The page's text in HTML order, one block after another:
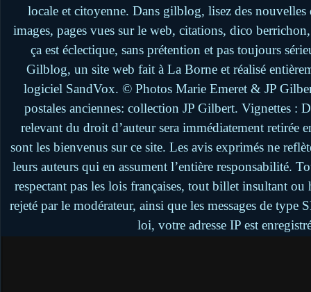
locale et citoyenne. Dans gilblog, lisez des
images, pages vues sur le web, citations, dico
ça est éclectique, sans prétention et pas toujours
Gilblog, un site web fait à La Borne et réalisé
logiciel SandVox. © Photos Marie Emeret & JP
postales anciennes: collection JP Gilbert. Vignettes :
relevant du droit d’auteur sera immédiatement retirée
sont les bienvenus sur ce site. Les avis exprimés ne
leurs auteurs qui en assument l’entière responsabilité.
respectant pas les lois françaises, tout billet insultant
rejeté par le modérateur, ainsi que les messages de
loi, votre adresse IP est